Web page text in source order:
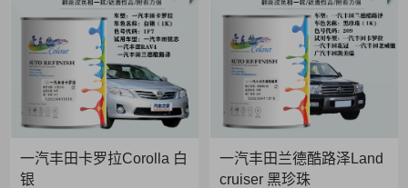
一汽丰田卡罗拉Corolla 白
银
一汽丰田兰德酷路泽Land
cruiser 黑珍珠